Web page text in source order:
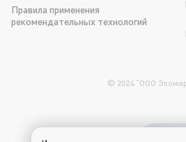
Правила применения
рекомендательных технологий
© 2024 “OOO